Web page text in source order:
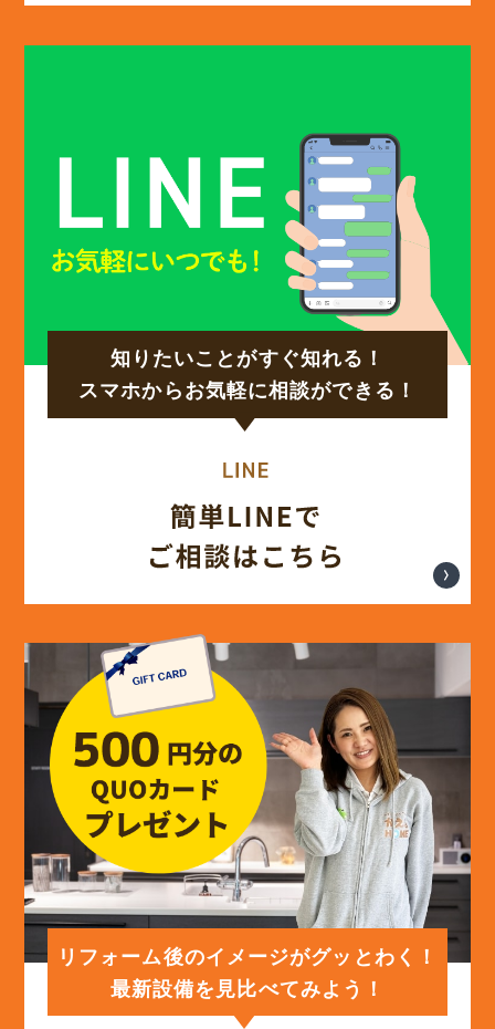
知りたいことがすぐ知れる！
スマホからお気軽に相談ができる！
リフォーム後のイメージがグッとわく！
最新設備を見比べてみよう！